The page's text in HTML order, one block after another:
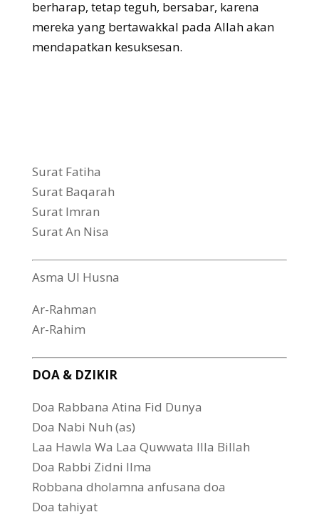
berharap, tetap teguh, bersabar, karena
mereka yang bertawakkal pada Allah akan
mendapatkan kesuksesan.
Surat Fatiha
Surat Baqarah
Surat Imran
Surat An Nisa
Asma Ul Husna
Ar-Rahman
Ar-Rahim
DOA & DZIKIR
Doa Rabbana Atina Fid Dunya
Doa Nabi Nuh (as)
Laa Hawla Wa Laa Quwwata Illa Billah
Doa Rabbi Zidni Ilma
Robbana dholamna anfusana doa
Doa tahiyat